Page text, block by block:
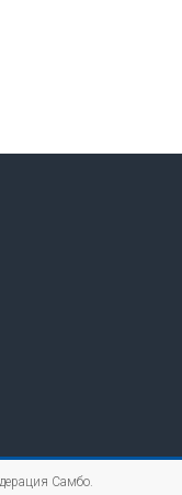
Самбо.